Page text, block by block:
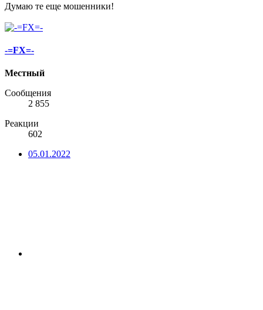
Думаю те еще мошенники!
-=FX=-
Местный
Сообщения
2 855
Реакции
602
05.01.2022